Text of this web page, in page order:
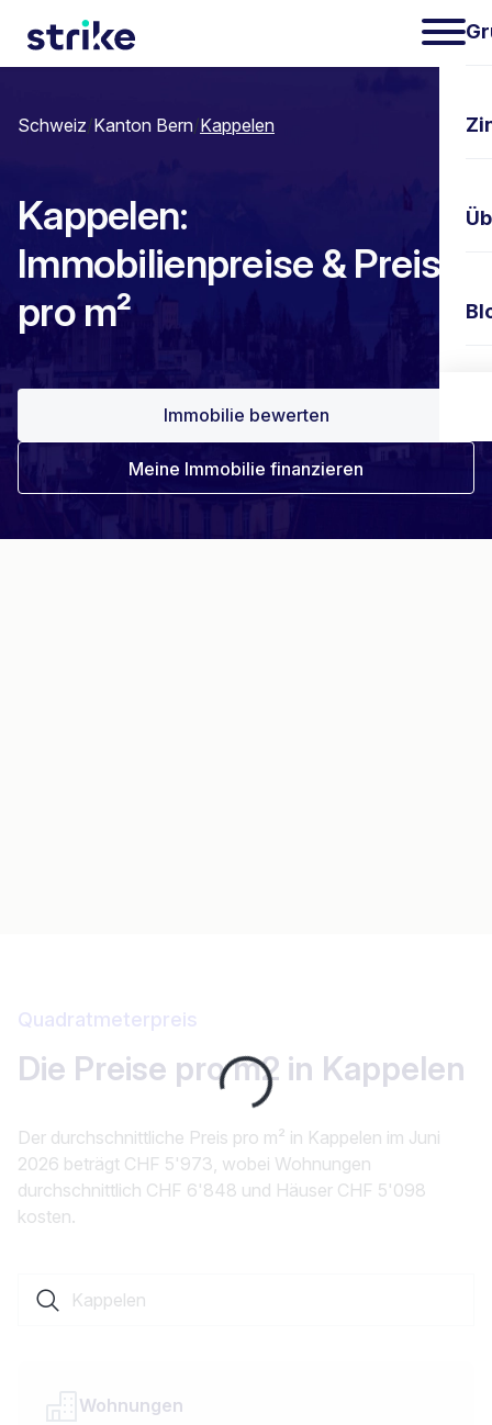
Schweiz/Kanton Bern/Kappelen
Kappelen:
Immobilienpreise & Preis
pro m²
Immobilie bewerten
Meine Immobilie finanzieren
Loading...
Quadratmeterpreis
Die Preise pro m2 in Kappelen
Der durchschnittliche Preis pro m² in Kappelen im Juni
2026 beträgt CHF 5'973, wobei Wohnungen
durchschnittlich CHF 6'848 und Häuser CHF 5'098
kosten.
Wohnungen